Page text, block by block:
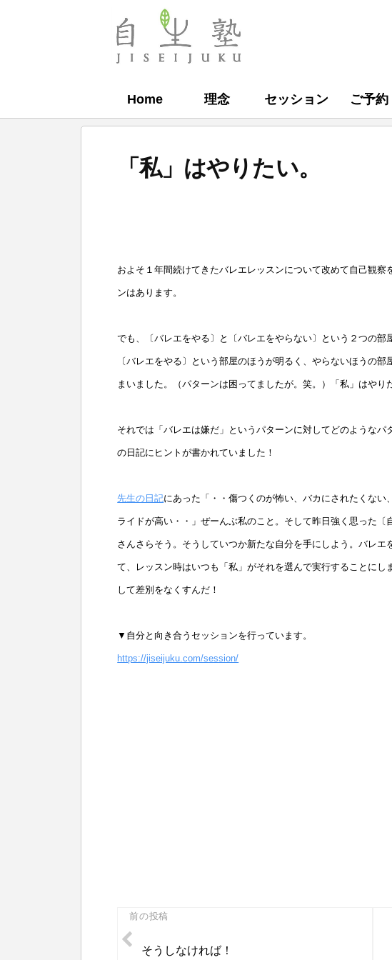
自
Home 理念 セッション ご予
「私」はやりたい。
生
塾
およそ１年間続けてきたバレエレッスンについて改めて自己観
ンはあります。
でも、〔バレエをやる〕と〔バレエをやらない〕という２つの
〔バレエをやる〕という部屋のほうが明るく、やらないほうの
まいました。（パターンは困ってましたが。笑。）「私」はやり
それでは「バレエは嫌だ」というパターンに対してどのような
の日記にヒントが書かれていました！
先生の日記にあった「・・傷つくのが怖い、バカにされたくな
ライドが高い・・」ぜーんぶ私のこと。そして昨日強く思った
さんさらそう。そうしていつか新たな自分を手にしよう。バレ
て、レッスン時はいつも「私」がそれを選んで実行することに
して差別をなくすんだ！
▼自分と向き合うセッションを行っています。
https://jiseijuku.com/session/
投
稿
前の投稿
そうしなければ！